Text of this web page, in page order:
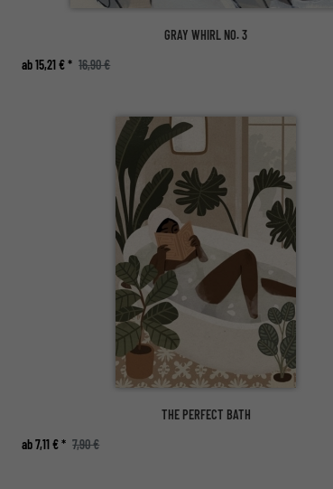
GRAY WHIRL NO. 3
ab 15,21 € * 16,90 €
THE PERFECT BATH
ab 7,11 € * 7,90 €